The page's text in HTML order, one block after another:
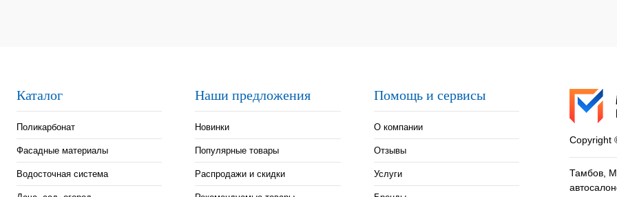
Каталог
Поликарбонат
Фасадные материалы
Водосточная система
Наши предложения
Новинки
Популярные товары
Распродажи и скидки
Помощь и сервисы
О компании
Отзывы
Услуги
Copyright
Тамбов,